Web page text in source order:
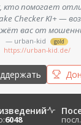
кто помогает
Checker KI+ —
вас от
— urban-kid gold
https://urban-kid.de/
6048